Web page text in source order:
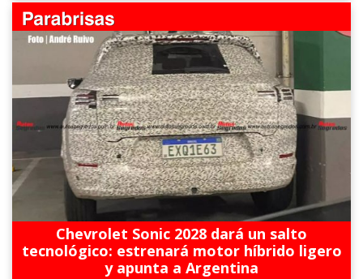
Chevrolet Sonic 2028 dará un salto
tecnológico: estrenará motor híbrido ligero
y apunta a Argentina